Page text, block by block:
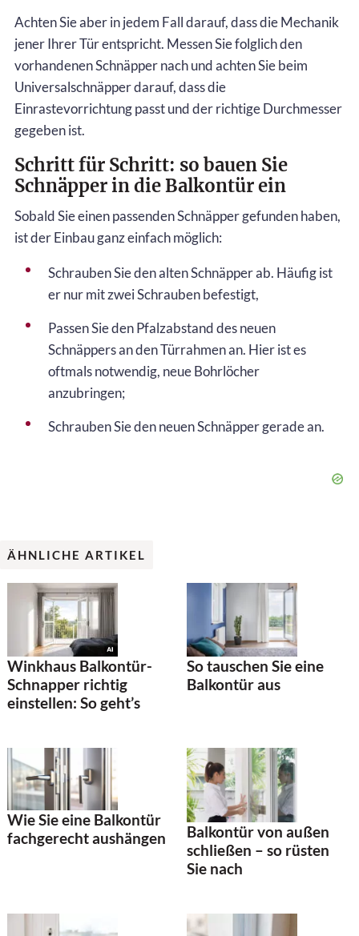
Achten Sie aber in jedem Fall darauf, dass die Mechanik
jener Ihrer Tür entspricht. Messen Sie folglich den
vorhandenen Schnäpper nach und achten Sie beim
Universalschnäpper darauf, dass die
Einrastevorrichtung passt und der richtige Durchmesser
gegeben ist.
Schritt für Schritt: so bauen Sie
Schnäpper in die Balkontür ein
Sobald Sie einen passenden Schnäpper gefunden haben,
ist der Einbau ganz einfach möglich:
Schrauben Sie den alten Schnäpper ab. Häufig ist
er nur mit zwei Schrauben befestigt,
Passen Sie den Pfalzabstand des neuen
Schnäppers an den Türrahmen an. Hier ist es
oftmals notwendig, neue Bohrlöcher
anzubringen;
Schrauben Sie den neuen Schnäpper gerade an.
ÄHNLICHE ARTIKEL
Winkhaus Balkontür-
Schnapper richtig
einstellen: So geht’s
So tauschen Sie eine
Balkontür aus
Wie Sie eine Balkontür
fachgerecht aushängen
Balkontür von außen
schließen – so rüsten
Sie nach